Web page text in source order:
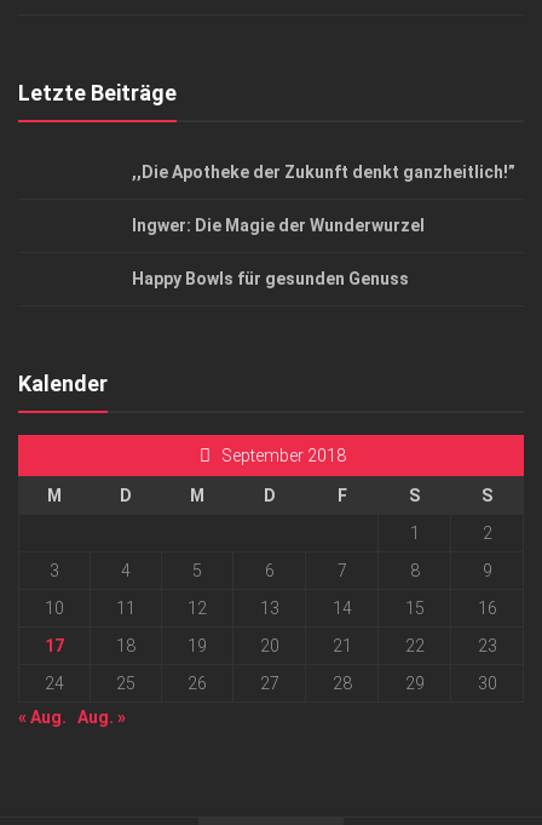
Letzte Beiträge
,,Die Apotheke der Zukunft denkt ganzheitlich!”
Ingwer: Die Magie der Wunderwurzel
Happy Bowls für gesunden Genuss
Kalender
September 2018
M D M D F S
S
1
2
3
4 5 6 7 8
9
10
11 12 13 14 15
16
17
18 19 20 21 22
23
24
25 26 27 28 29
30
« Aug.
Aug. »